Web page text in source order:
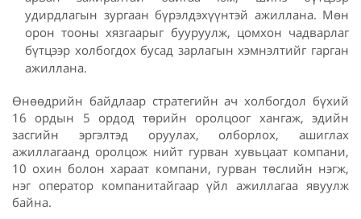
удирдлагын зургаан бүрэлдэхүүнтэй ажиллана. Мөн
орон тооны хязгаарыг бууруулж, цомхон чадварлаг
бүтцээр холбогдох бусад зарлагын хэмнэлтийг гарган
ажиллана.
Өнөөдрийн байдлаар стратегийн ач холбогдол бүхий
16 ордын 5 ордод төрийн оролцоог хангаж, эдийн
засгийн эргэлтэд оруулах, олборлох, ашиглах
ажиллагаанд оролцож нийт гурван хувьцаат компани,
10 охин болон хараат компани, гурван төслийн нэгж,
нэг оператор компанитайгаар үйл ажиллагаа явуулж
байна.